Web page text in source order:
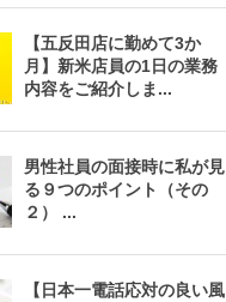
【五反田店に勤めて3か
月】新米店員の1日の業務
内容をご紹介しま ...
男性社員の面接時に私が見
る９つのポイント（その
２） ...
【日本一電話応対の良い風